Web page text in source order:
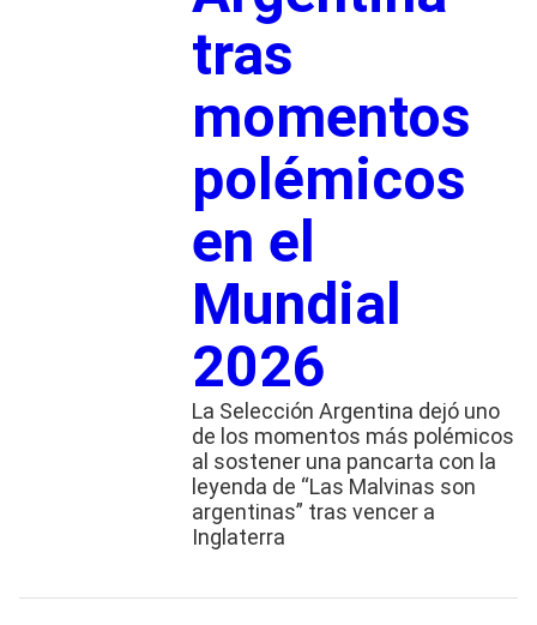
tras
momentos
polémicos
en el
Mundial
2026
La Selección Argentina dejó uno
de los momentos más polémicos
al sostener una pancarta con la
leyenda de “Las Malvinas son
argentinas” tras vencer a
Inglaterra